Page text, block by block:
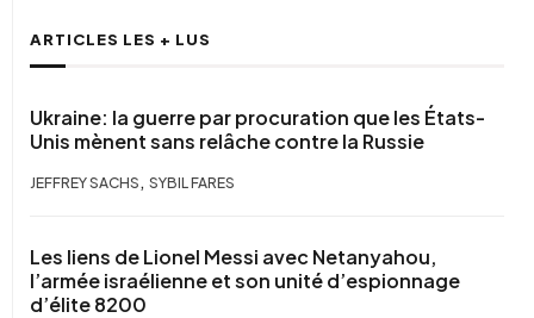
ARTICLES LES + LUS
Ukraine: la guerre par procuration que les États-
Unis mènent sans relâche contre la Russie
JEFFREY SACHS , SYBIL FARES
Les liens de Lionel Messi avec Netanyahou,
l’armée israélienne et son unité d’espionnage
d’élite 8200